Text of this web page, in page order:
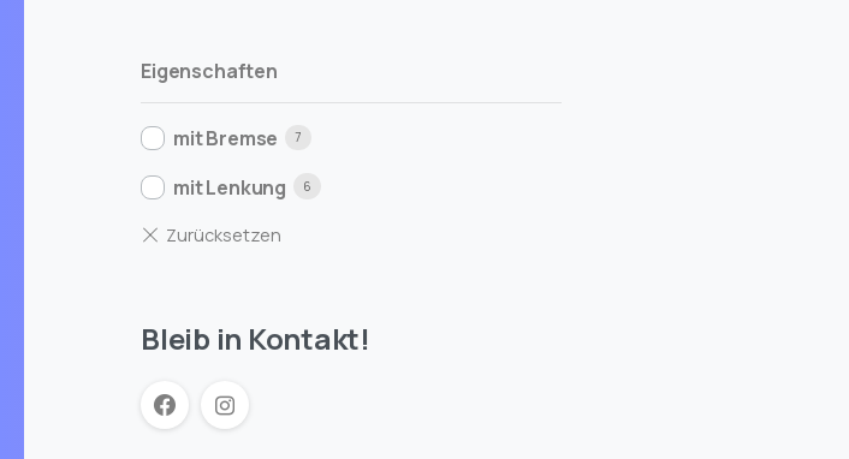
Eigenschaften
mit Bremse 7
mit Lenkung 6
Bleib in Kontakt!